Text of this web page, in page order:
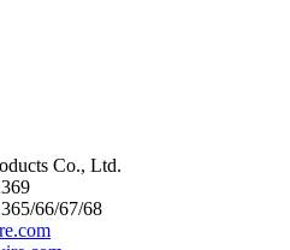
Co., Ltd.
66/67/68